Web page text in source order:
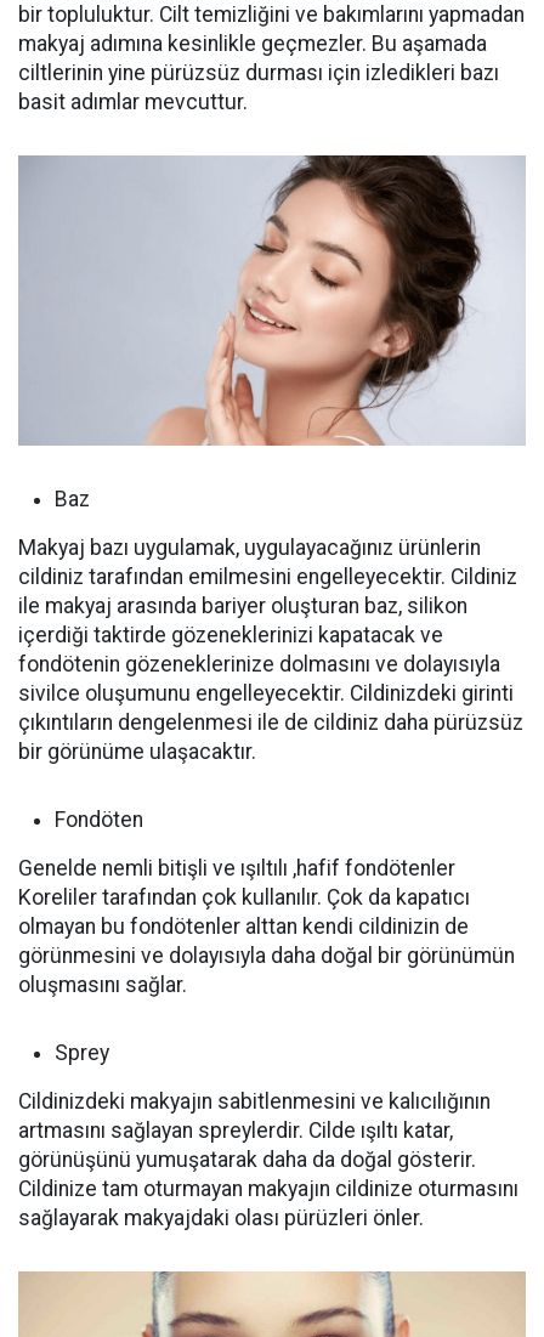
bir topluluktur. Cilt temizliğini ve bakımlarını yapmadan
makyaj adımına kesinlikle geçmezler. Bu aşamada
ciltlerinin yine pürüzsüz durması için izledikleri bazı
basit adımlar mevcuttur.
Baz
Makyaj bazı uygulamak, uygulayacağınız ürünlerin
cildiniz tarafından emilmesini engelleyecektir. Cildiniz
ile makyaj arasında bariyer oluşturan baz, silikon
içerdiği taktirde gözeneklerinizi kapatacak ve
fondötenin gözeneklerinize dolmasını ve dolayısıyla
sivilce oluşumunu engelleyecektir. Cildinizdeki girinti
çıkıntıların dengelenmesi ile de cildiniz daha pürüzsüz
bir görünüme ulaşacaktır.
Fondöten
Genelde nemli bitişli ve ışıltılı ,hafif fondötenler
Koreliler tarafından çok kullanılır. Çok da kapatıcı
olmayan bu fondötenler alttan kendi cildinizin de
görünmesini ve dolayısıyla daha doğal bir görünümün
oluşmasını sağlar.
Sprey
Cildinizdeki makyajın sabitlenmesini ve kalıcılığının
artmasını sağlayan spreylerdir. Cilde ışıltı katar,
görünüşünü yumuşatarak daha da doğal gösterir.
Cildinize tam oturmayan makyajın cildinize oturmasını
sağlayarak makyajdaki olası pürüzleri önler.